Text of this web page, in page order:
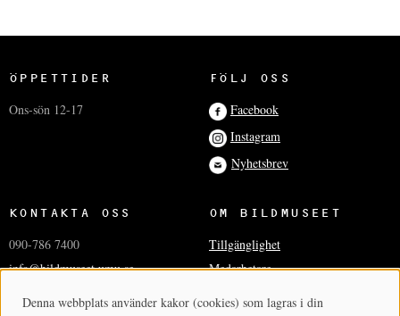
ÖPPETTIDER
Ons-sön 12-17
FÖLJ OSS
Facebook
Instagram
Nyhetsbrev
KONTAKTA OSS
090-786 7400
info@bildmuseet.umu.se
OM BILDMUSEET
Tillgänglighet
Medarbetare
Denna webbplats använder kakor (cookies) som lagras i din